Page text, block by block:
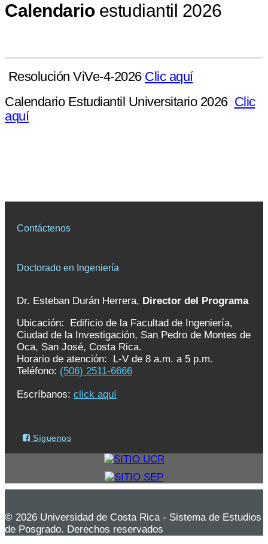
Calendarioestudiantil 2026
Resolución ViVe-4-2026 Clic aquí
Calendario Estudiantil Universitario 2026 Clic
aquí
Contáctenos
Doctorado en Ingeniería
Dr. Esteban Durán Herrera, Director del Programa
Ubicación: Edificio de la Facultad de Ingeniería,
Ciudad de la Investigación, San Pedro de Montes de
Oca, San José, Costa Rica.
Horario de atención: L-V de 8 a.m. a 5 p.m.
Teléfono: (506) 2511-6666
Escríbanos: click aquí
Síguenos
© 2026 Universidad de Costa Rica - Sistema de Estudios
de Posgrado. Derechos reservados